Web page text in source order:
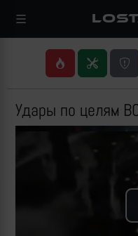
Удары по целям